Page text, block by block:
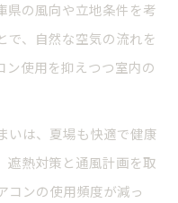
県の風向や立地条件を考
で、自然な空気の流れを
ン使用を抑えつつ室内の
いは、夏場も快適で健康
遮熱対策と通風計画を取
コンの使用頻度が減っ